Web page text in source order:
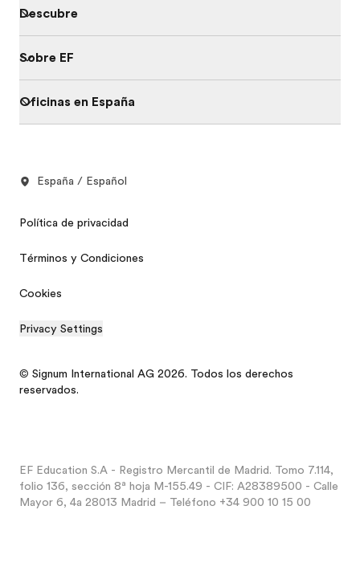
Descubre
Sobre EF
Oficinas en España
España / Español
Política de privacidad
Términos y Condiciones
Cookies
Privacy Settings
© Signum International AG 2026. Todos los derechos
reservados.
EF Education S.A - Registro Mercantil de Madrid. Tomo 7.114,
folio 136, sección 8ª hoja M-155.49 - CIF: A28389500 - Calle
Mayor 6, 4a 28013 Madrid – Teléfono +34 900 10 15 00